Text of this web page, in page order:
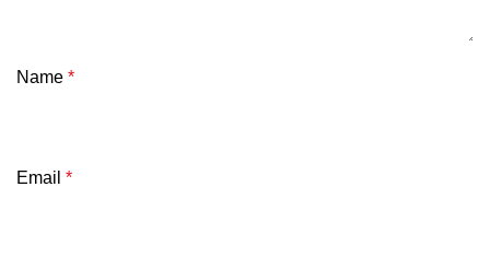
Name *
Email *